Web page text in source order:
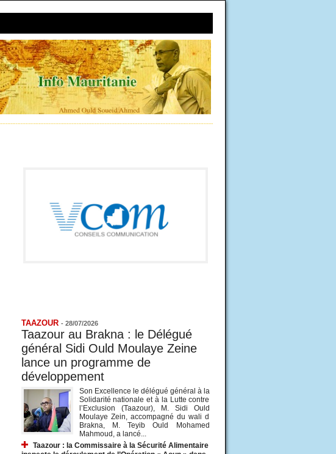
TAAZOUR - 28/07/2026
Taazour au Brakna : le Délégué
général Sidi Ould Moulaye Zeine
lance un programme de
développement
Son Excellence le délégué général à la
Solidarité nationale et à la Lutte contre
l’Exclusion (Taazour), M. Sidi Ould
Moulaye Zein, accompagné du wali d
Brakna, M. Teyib Ould Mohamed
Mahmoud, a lancé...
Taazour : la Commissaire à la Sécurité Alimentaire